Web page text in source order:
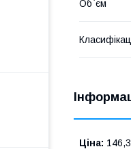
Об`єм
Ціна: